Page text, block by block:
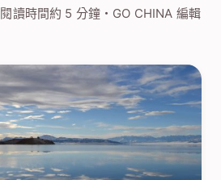
讀時間約 5 分鐘・GO CHINA 編輯